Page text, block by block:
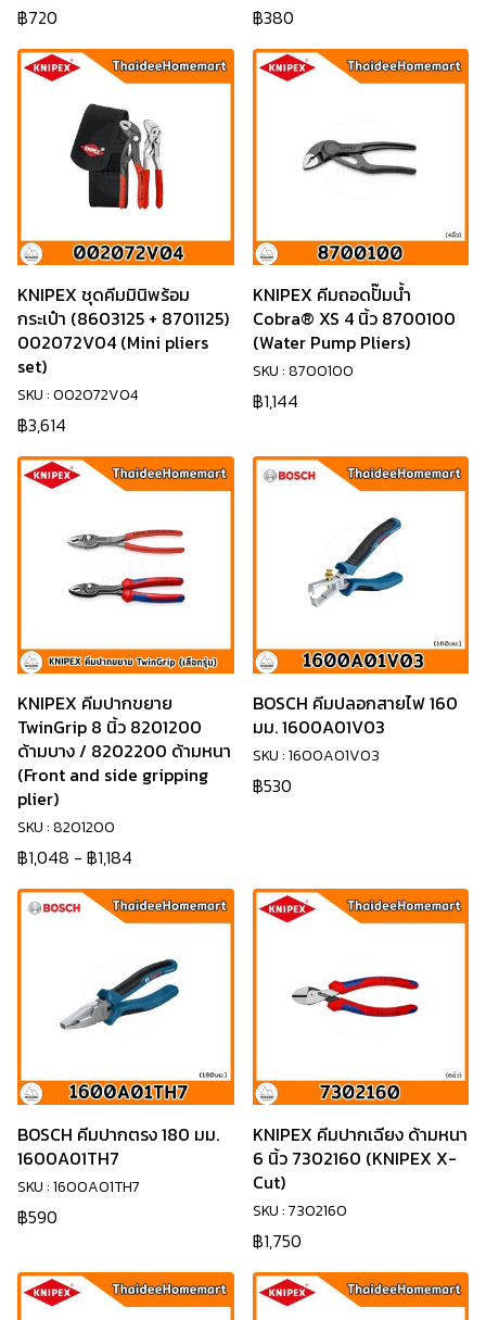
฿720 ฿380
KNIPEX ชุดคีมมินิพร้อม
กระเป๋า (8603125 + 8701125)
002072V04 (Mini pliers
set)
SKU : 002072V04
฿3,614
KNIPEX คีมถอดปั๊มน้ำ
Cobra® XS 4 นิ้ว 8700100
(Water Pump Pliers)
SKU : 8700100
฿1,144
KNIPEX คีมปากขยาย
TwinGrip 8 นิ้ว 8201200
ด้ามบาง / 8202200 ด้ามหนา
(Front and side gripping
plier)
SKU : 8201200
฿1,048 - ฿1,184
BOSCH คีมปลอกสายไฟ 160
มม. 1600A01V03
SKU : 1600A01V03
฿530
BOSCH คีมปากตรง 180 มม.
1600A01TH7
SKU : 1600A01TH7
฿590
KNIPEX คีมปากเฉียง ด้ามหนา
6 นิ้ว 7302160 (KNIPEX X-
Cut)
SKU : 7302160
฿1,750